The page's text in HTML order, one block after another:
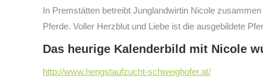
In Premstätten betreibt Junglandwirtin Nicole
Pferde. Voller Herzblut und Liebe ist die ausgebildete
Das heurige Kalenderbild mit Nicole
http://www.hengstaufzucht-schweighofer.at/